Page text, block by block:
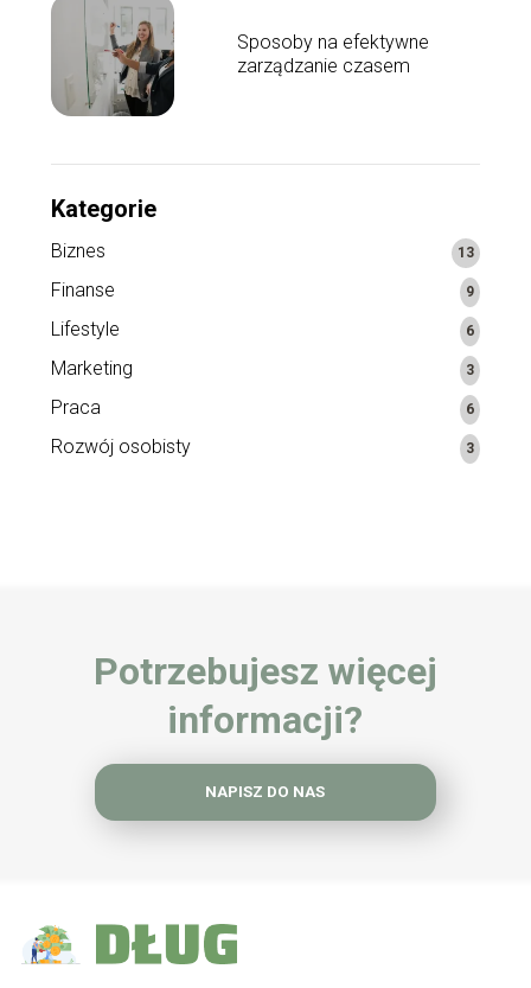
Sposoby na efektywne
zarządzanie czasem
Kategorie
Biznes 13
Finanse 9
Lifestyle 6
Marketing 3
Praca 6
Rozwój osobisty 3
Potrzebujesz więcej
informacji?
NAPISZ DO NAS